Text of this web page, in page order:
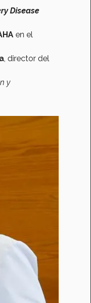
Disease
en el
, director del
y